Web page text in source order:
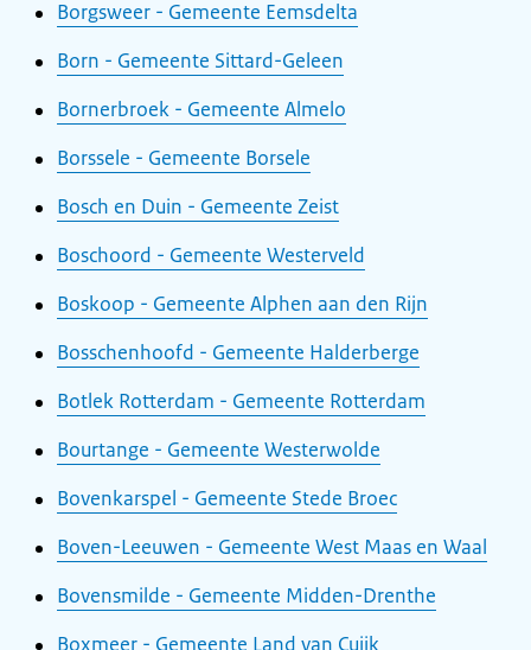
Borgsweer - Gemeente Eemsdelta
Born - Gemeente Sittard-Geleen
Bornerbroek - Gemeente Almelo
Borssele - Gemeente Borsele
Bosch en Duin - Gemeente Zeist
Boschoord - Gemeente Westerveld
Boskoop - Gemeente Alphen aan den Rijn
Bosschenhoofd - Gemeente Halderberge
Botlek Rotterdam - Gemeente Rotterdam
Bourtange - Gemeente Westerwolde
Bovenkarspel - Gemeente Stede Broec
Boven-Leeuwen - Gemeente West Maas en Waal
Bovensmilde - Gemeente Midden-Drenthe
Boxmeer - Gemeente Land van Cuijk